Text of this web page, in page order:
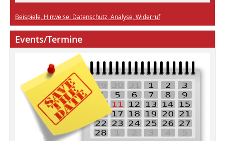
Beispiele, Hinweise: Datenschutz, Analyse, Widerruf
Events/Termine